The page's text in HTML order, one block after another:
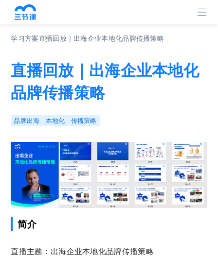
关于我们
企业简介
学习方案
企业动态
媒体报道
学习方案直播回放｜出海企业本地化品牌传播策略
直播回放｜出海企业本地化
品牌传播策略
品牌出海 本地化 传播策略
简介
直播主题：出海企业本地化品牌传播策略